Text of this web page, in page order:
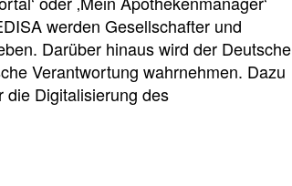
werden Gesellschafter und
Darüber hinaus wird der Deutsche
Verantwortung wahrnehmen. Dazu
die Digitalisierung des